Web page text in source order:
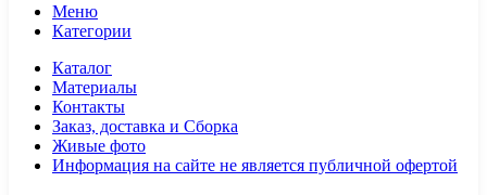
Меню
Категории
Каталог
Материалы
Контакты
Заказ, доставка и Сборка
Живые фото
Информация на сайте не является публичной офертой